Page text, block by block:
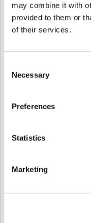
may combine it with
provided to them or
of their services.
Selection
Necessary
Preferences
Statistics
Marketing
*BioStar 2 New
パラメーター